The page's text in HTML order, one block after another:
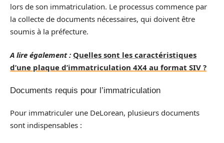
lors de son immatriculation. Le processus commence par
la collecte de documents nécessaires, qui doivent être
soumis à la préfecture.
A lire également : Quelles sont les caractéristiques
d’une plaque d’immatriculation 4X4 au format SIV ?
Documents requis pour l’immatriculation
Pour immatriculer une DeLorean, plusieurs documents
sont indispensables :